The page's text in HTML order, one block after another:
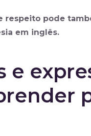
pode
em inglês.
e